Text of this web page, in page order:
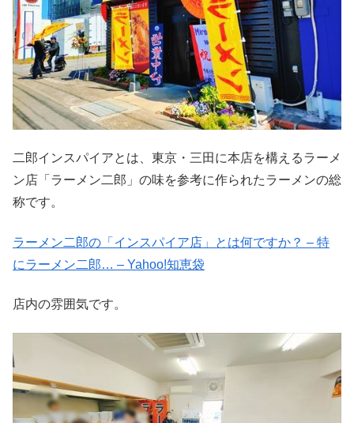
二郎インスパイアとは、東京・三田に本店を構えるラーメ
ン店「ラーメン二郎」の味を参考に作られたラーメンの総
称です。
ラーメン二郎の「インスパイア店」とは何ですか？ – 特
にラーメン二郎… – Yahoo!知恵袋
店内の雰囲気です。